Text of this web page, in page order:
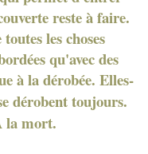
reste à faire.
les choses
qu'avec des
à la dérobée. Elles-
dérobent toujours.
la mort.